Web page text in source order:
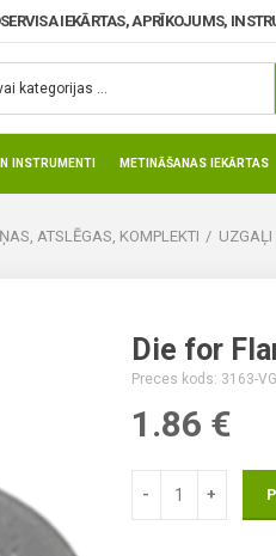
IEKĀRTAS, APRĪKOJUMS,
INSTRUMENTI METINĀŠANAS IEKĀRTAS
ATSLĒGAS, KOMPLEKTI UZGAĻI
Die for
Preces kods: 3163-VG
1.86 €